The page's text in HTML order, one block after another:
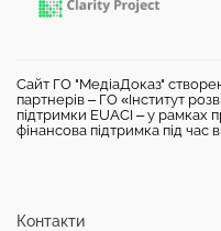
Сайт ГО "МедіаДоказ"
партнерів – ГО «Інститут
підтримки EUACI – у рамках
фінансова підтримка під час
Контакти